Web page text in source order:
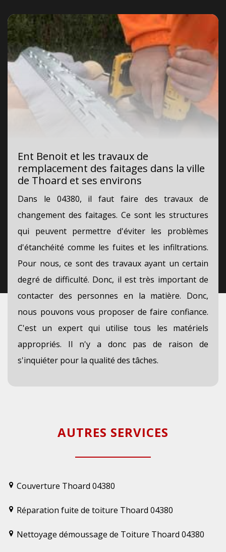
Ent Benoit et les travaux de
remplacement des faitages dans la ville
de Thoard et ses environs
Dans le 04380, il faut faire des travaux de
changement des faitages. Ce sont les structures
qui peuvent permettre d'éviter les problèmes
d'étanchéité comme les fuites et les infiltrations.
Pour nous, ce sont des travaux ayant un certain
degré de difficulté. Donc, il est très important de
contacter des personnes en la matière. Donc,
nous pouvons vous proposer de faire confiance.
C'est un expert qui utilise tous les matériels
appropriés. Il n'y a donc pas de raison de
s'inquiéter pour la qualité des tâches.
AUTRES SERVICES
Couverture Thoard 04380
Réparation fuite de toiture Thoard 04380
Nettoyage démoussage de Toiture Thoard 04380